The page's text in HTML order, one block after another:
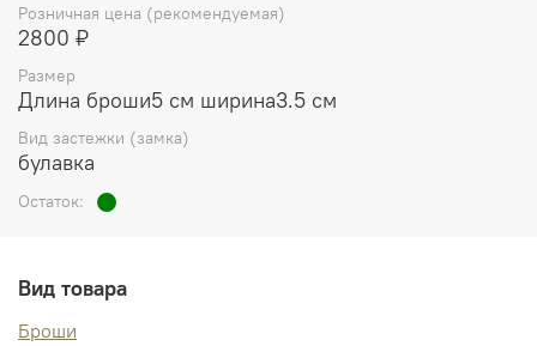
Розничная цена (рекомендуемая)
2800 ₽
Размер
Длина броши5 см ширина3.5 см
Вид застежки (замка)
булавка
Остаток:
Вид товара
Броши